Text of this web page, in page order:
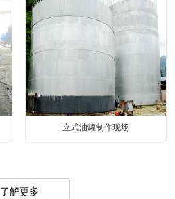
立式油罐制作现场
了解更多